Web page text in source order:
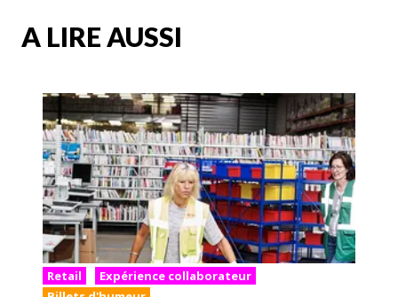
A LIRE AUSSI
Retail
Expérience collaborateur